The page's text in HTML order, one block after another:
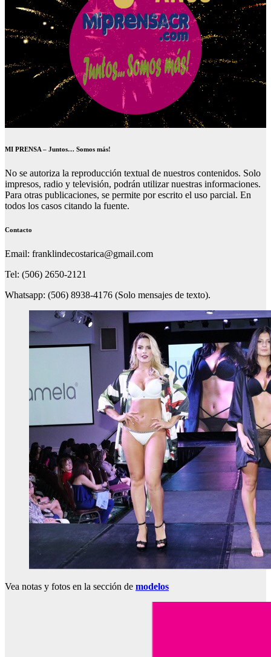
MI PRENSA – Juntos… Somos más!
No se autoriza la reproducción textual de nuestros contenidos. Solo
impresos, radio y televisión, podrán utilizar nuestras informaciones.
Para otras publicaciones, se permite por escrito el uso parcial. En
todos los casos citando la fuente.
Contacto
Email: franklindecostarica@gmail.com
Tel: (506) 2650-2121
Whatsapp: (506) 8938-4176 (Solo mensajes de texto).
Vea notas y fotos en la sección de modelos